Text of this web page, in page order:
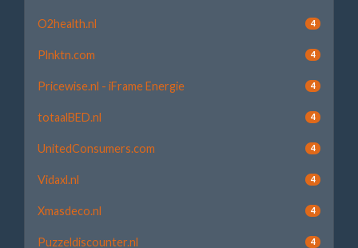
O2health.nl 4
Plnktn.com 4
Pricewise.nl - iFrame Energie 4
totaalBED.nl 4
UnitedConsumers.com 4
Vidaxl.nl 4
Xmasdeco.nl 4
Puzzeldiscounter.nl 4